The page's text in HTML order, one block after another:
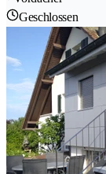
Geschlossen